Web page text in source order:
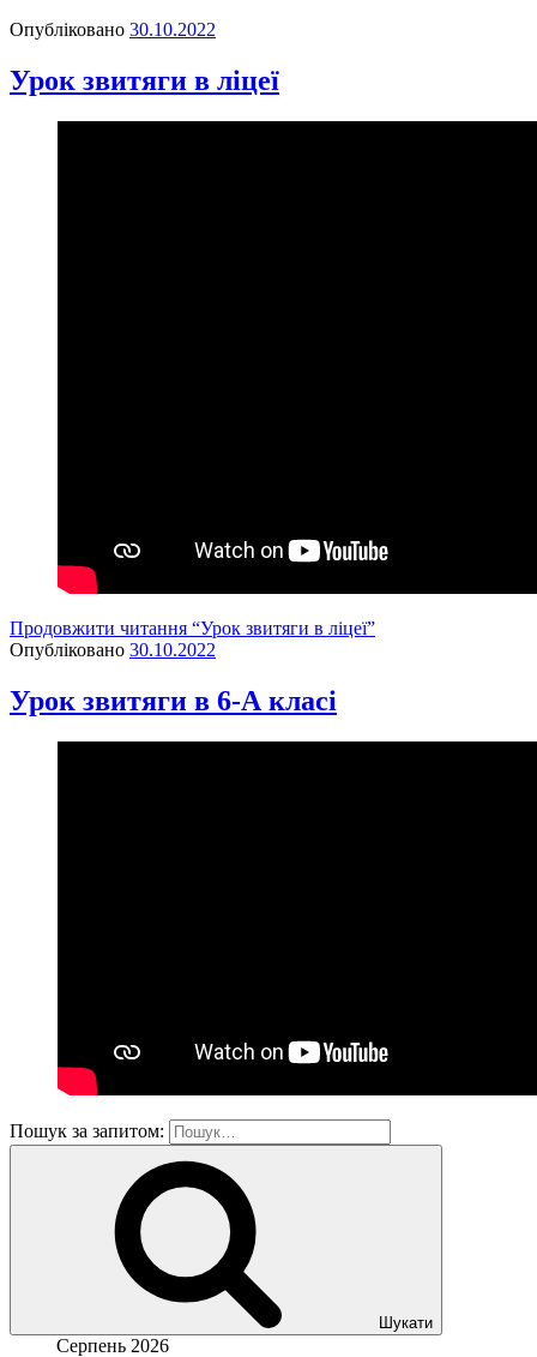
Опубліковано 30.10.2022
Урок звитяги в ліцеї
Продовжити читання “Урок звитяги в ліцеї”
Опубліковано 30.10.2022
Урок звитяги в 6-А класі
Пошук за запитом:
Шукати
Серпень 2026